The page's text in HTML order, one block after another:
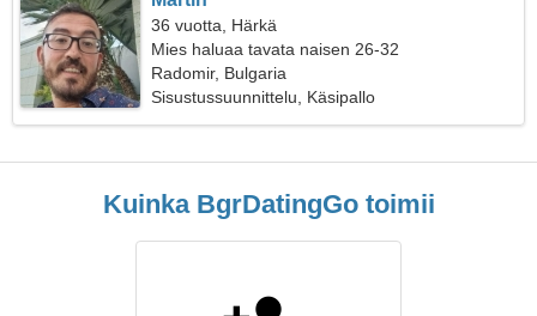
36 vuotta, Härkä
Mies haluaa tavata naisen 26-32
Radomir, Bulgaria
Sisustussuunnittelu, Käsipallo
Kuinka BgrDatingGo toimii